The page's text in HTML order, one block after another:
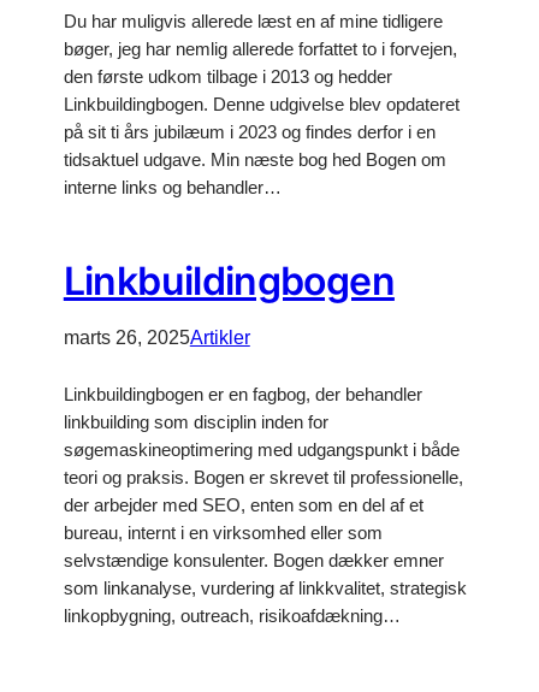
Du har muligvis allerede læst en af mine tidligere
bøger, jeg har nemlig allerede forfattet to i forvejen,
den første udkom tilbage i 2013 og hedder
Linkbuildingbogen. Denne udgivelse blev opdateret
på sit ti års jubilæum i 2023 og findes derfor i en
tidsaktuel udgave. Min næste bog hed Bogen om
interne links og behandler…
Linkbuildingbogen
marts 26, 2025Artikler
Linkbuildingbogen er en fagbog, der behandler
linkbuilding som disciplin inden for
søgemaskineoptimering med udgangspunkt i både
teori og praksis. Bogen er skrevet til professionelle,
der arbejder med SEO, enten som en del af et
bureau, internt i en virksomhed eller som
selvstændige konsulenter. Bogen dækker emner
som linkanalyse, vurdering af linkkvalitet, strategisk
linkopbygning, outreach, risikoafdækning…